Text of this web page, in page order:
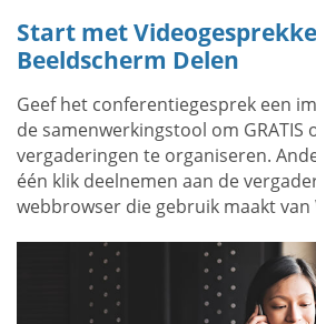
Start met
Beeldscherm Delen
Geef het conferentiegesprek een
de samenwerkingstool om GRATIS
vergaderingen te organiseren.
één klik deelnemen aan de
webbrowser die gebruik maakt van